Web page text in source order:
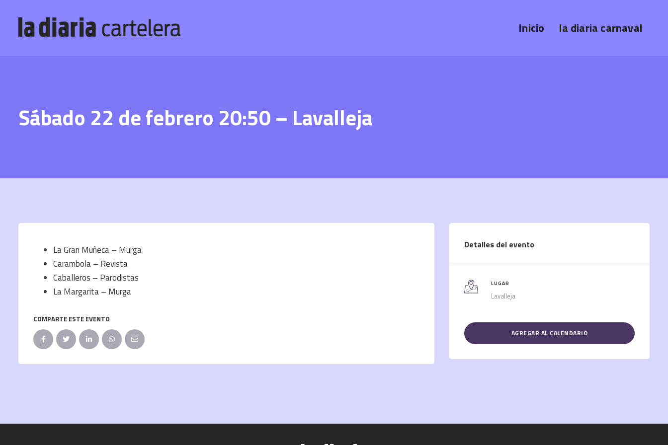
Inicio la diaria carnaval
Sábado 22 de febrero 20:50 – Lavalleja
La Gran Muñeca – Murga
Carambola – Revista
Caballeros – Parodistas
La Margarita – Murga
COMPARTE ESTE EVENTO
Detalles del evento
LUGAR
Lavalleja
AGREGAR AL CALENDARIO